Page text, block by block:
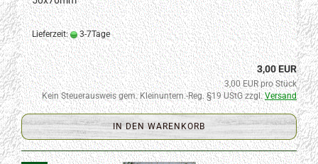
Lieferzeit: 3-7Tage
3,00 EUR
3,00 EUR pro Stück
Kein Steuerausweis gem. Kleinuntern.-Reg. §19 UStG zzgl.Versand
IN DEN WARENKORB